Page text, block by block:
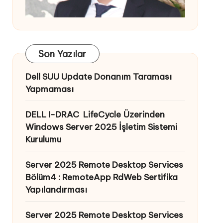
Son Yazılar
Dell SUU Update Donanım Taraması
Yapmaması
DELL I-DRAC LifeCycle Üzerinden
Windows Server 2025 İşletim Sistemi
Kurulumu
Server 2025 Remote Desktop Services
Bölüm4 : RemoteApp RdWeb Sertifika
Yapılandırması
Server 2025 Remote Desktop Services